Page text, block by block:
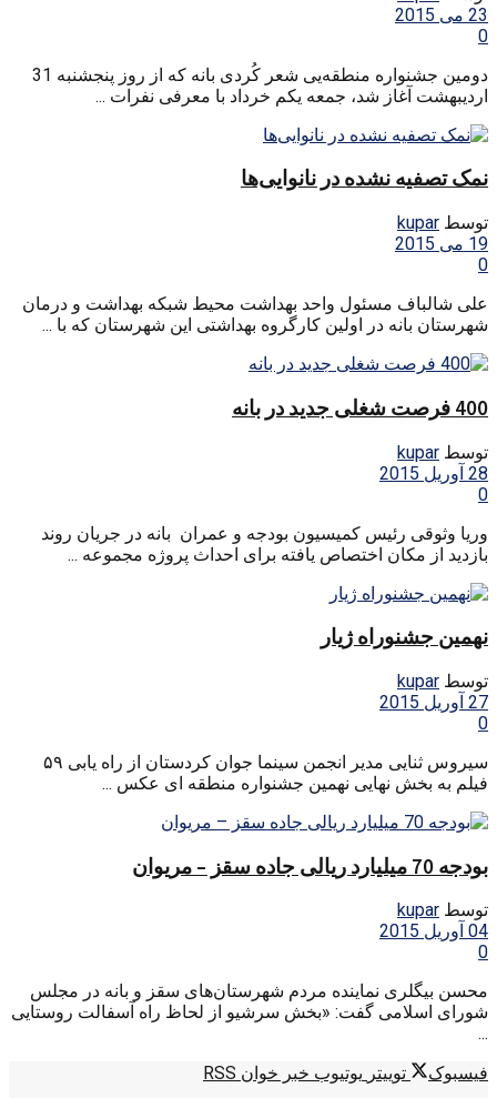
23 می 2015
0
دومین جشنواره منطقه‌یی شعر کُردی بانه که از روز پنجشنبه 31
اردیبهشت آغاز شد، جمعه یکم خرداد با معرفی نفرات ...
نمک تصفیه نشده در نانوایی‌ها
توسط kupar
19 می 2015
0
علی شالباف مسئول واحد بهداشت محیط شبکه بهداشت و درمان
شهرستان بانه در اولین کارگروه بهداشتی این شهرستان که با ...
400 فرصت‌ شغلی جدید در بانه
توسط kupar
28 آوریل 2015
0
وریا وثوقی رئیس کمیسیون بودجه و عمران بانه در جریان روند
بازدید از مکان اختصاص یافته برای احداث پروژه مجموعه ...
نهمین جشنوراه ژیار
توسط kupar
27 آوریل 2015
0
سیروس ثنایی مدیر انجمن سینما جوان کردستان از راه یابی ۵۹
فیلم به بخش نهایی نهمین جشنواره منطقه ای عکس ...
بودجه 70 میلیارد ریالی جاده سقز – مریوان
توسط kupar
04 آوریل 2015
0
محسن بیگلری نماینده مردم شهرستان‌های سقز و بانه در مجلس
شورای اسلامی گفت: «بخش سرشیو از لحاظ راه آسفالت روستایی
...
فیسبوک
توییتر یوتیوب خبر خوان RSS